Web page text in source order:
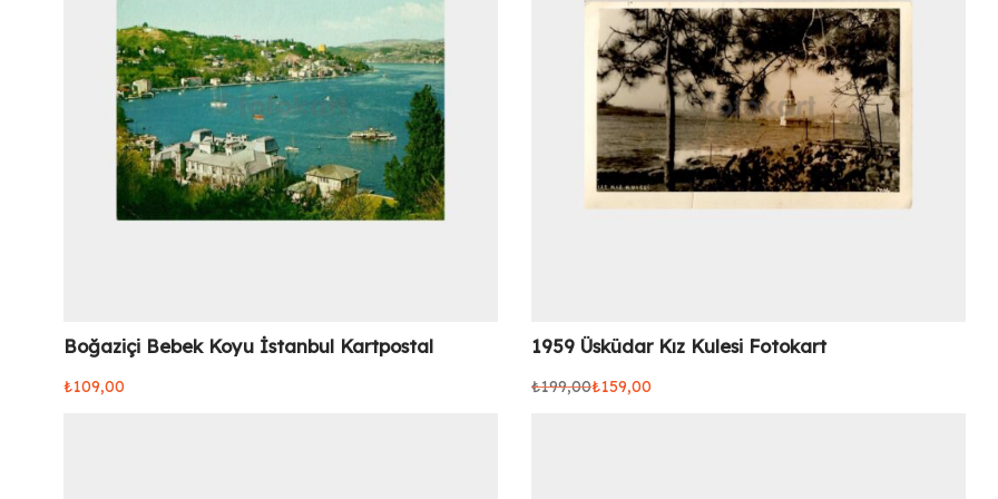
Boğaziçi Bebek Koyu İstanbul Kartpostal
₺109,00
1959 Üsküdar Kız Kulesi Fotokart
₺199,00
Orijinal
₺159,00
Şu